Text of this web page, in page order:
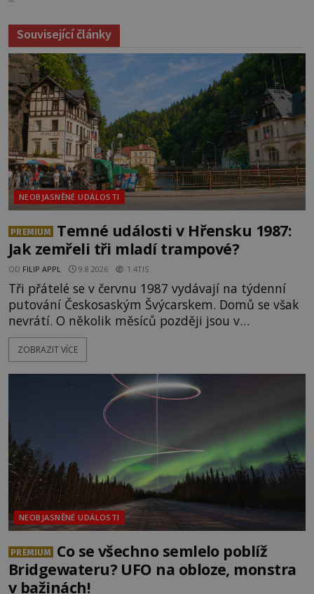
Související články
NEOBJASNĚNÉ UDÁLOSTI
PREMIUM
Temné události v Hřensku 1987:
Jak zemřeli tři mladí trampové?
OD FILIP APPL 9.8.2026 1.4TIS
Tři přátelé se v červnu 1987 vydávají na týdenní
putování Českosaským Švýcarskem. Domů se však
nevrátí. O několik měsíců později jsou v
nepřístupných skalách u Hřenska nalezeny jejich
kostry – a s nimi stopy, které se jen obtížně slučují
přírodní živel, neznámý útočník, nebo někdo, koho
tehdejší režim nechtěl odhalit? [gallery
ids="171131,171132,1711
ZOBRAZIT VÍCE
NEOBJASNĚNÉ UDÁLOSTI
PREMIUM
Co se všechno semlelo poblíž
Bridgewateru? UFO na obloze, monstra
v bažinách!